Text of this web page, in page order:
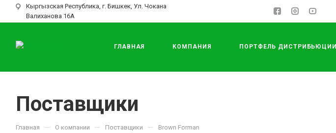
Кыргызская Республика, г. Бишкек, Ул. Чокана
Валиханова 16А
ГЛАВНАЯ КОМПАНИЯ ПОРТФЕЛЬ ДИСТРИБЬЮЦИИ
Поставщики
Главная — О компании — Поставщики — Brown Forman